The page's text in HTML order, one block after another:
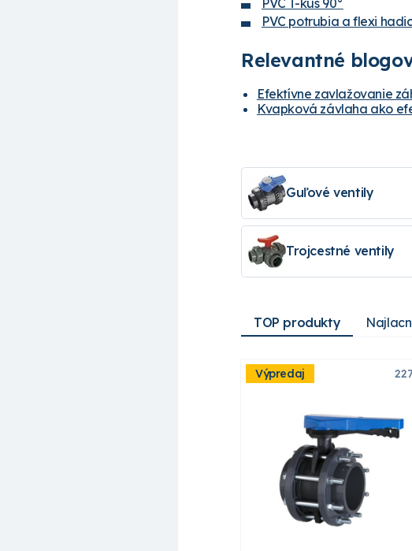
PVC potrubia a flexi
Relevantné
Efektívne zavlažovanie
Kvapková závlaha ako
Guľové ventily
Trojcestné ventily
TOP produkty
Výpredaj